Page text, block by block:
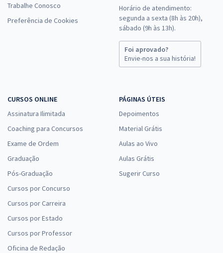
Trabalhe Conosco
Preferência de Cookies
Horário de atendimento:
segunda a sexta (8h às 20h),
sábado (9h às 13h).
Foi aprovado?
Envie-nos a sua história!
CURSOS ONLINE
Assinatura Ilimitada
Coaching para Concursos
Exame de Ordem
Graduação
Pós-Graduação
Cursos por Concurso
Cursos por Carreira
Cursos por Estado
Cursos por Professor
Oficina de Redação
PÁGINAS ÚTEIS
Depoimentos
Material Grátis
Aulas ao Vivo
Aulas Grátis
Sugerir Curso